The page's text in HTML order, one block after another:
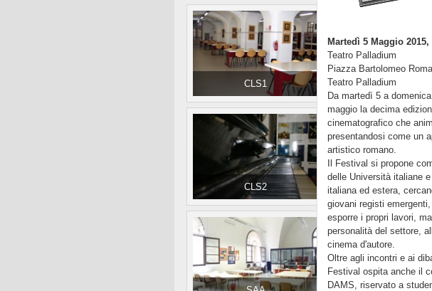
CLS1
CLS2
Martedì 5 Maggio
Teatro Palladium
Piazza Bartolomeo
Teatro Palladium
Da martedì 5 a
maggio la decima
cinematografico che
presentandosi come un
artistico romano.
Il Festival si propone
delle Università italiane
italiana ed estera,
giovani registi
esporre i propri lavori,
personalità del settore,
cinema d'autore.
Oltre agli incontri e ai
Festival ospita anche il
DAMS, riservato a